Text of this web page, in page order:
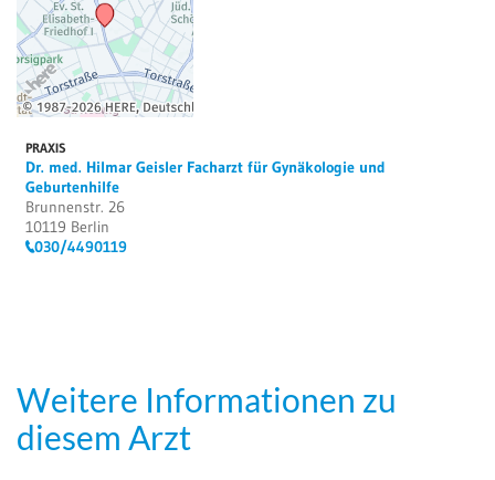
PRAXIS
Dr. med. Hilmar Geisler Facharzt für Gynäkologie und
Geburtenhilfe
Brunnenstr. 26
10119 Berlin
030/4490119
Weitere Informationen zu
diesem Arzt